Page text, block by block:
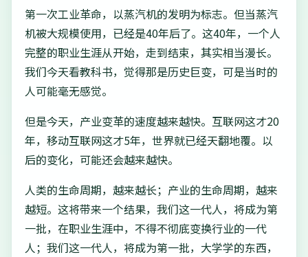
第一次工业革命，以蒸汽机的发明为标志。但当蒸汽
机被大规模使用，已经是40年后了。这40年，一个人
完整的职业生涯从开始，走到结束，其实相当漫长。
我们今天看教科书，觉得那是历史巨变，可是当时的
人可能毫无感觉。
但是今天，产业变革的速度越来越快。互联网这才20
年，移动互联网这才5年，世界就已经天翻地覆。以
后的变化，可能还会越来越快。
人类的生命周期，越来越长；产业的生命周期，越来
越短。这将带来一个结果，我们这一代人，将成为第
一批，在职业生涯中，不得不彻底变换行业的一代
人；我们这一代人，将成为第一批，大学学的东西，